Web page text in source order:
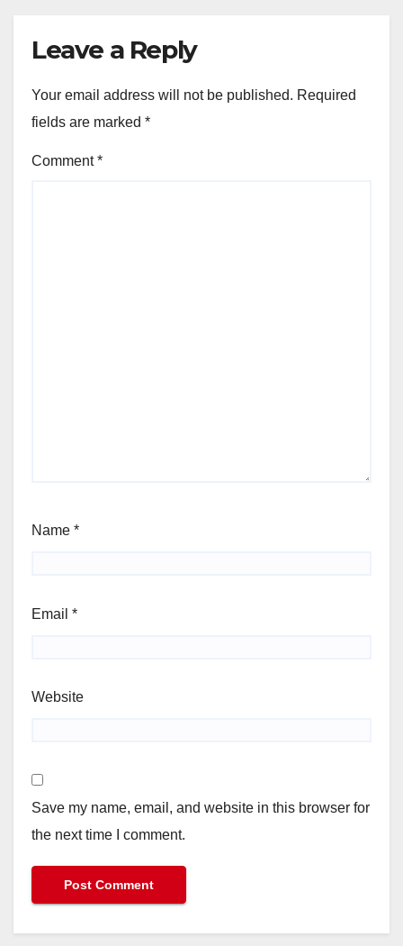
Leave a Reply
Your email address will not be published. Required
fields are marked *
Comment*
Name *
Email *
Website
Save my name, email, and website in this browser for
the next time I comment.